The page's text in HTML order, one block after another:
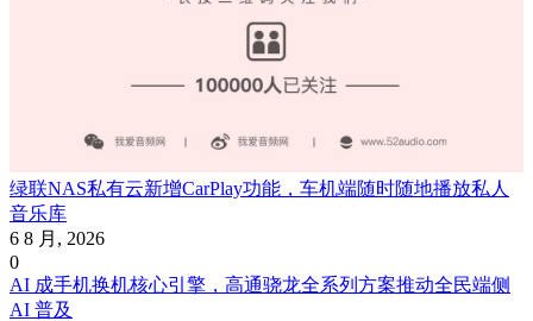
绿联NAS私有云新增CarPlay功能，车机端随时随地播放私人
音乐库
6 8 月, 2026
0
AI 成手机换机核心引擎，高通骁龙全系列方案推动全民端侧
AI 普及